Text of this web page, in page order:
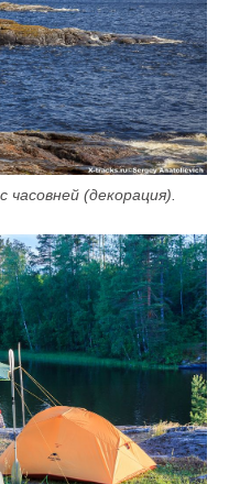
(декорация).